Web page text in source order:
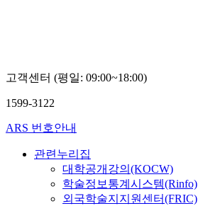
고객센터 (평일: 09:00~18:00)
1599-3122
ARS 번호안내
관련누리집
대학공개강의(KOCW)
학술정보통계시스템(Rinfo)
외국학술지지원센터(FRIC)